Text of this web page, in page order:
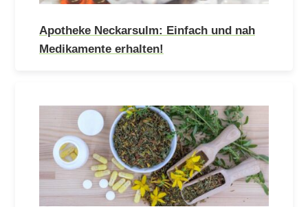
Apotheke Neckarsulm: Einfach und nah
Medikamente erhalten!